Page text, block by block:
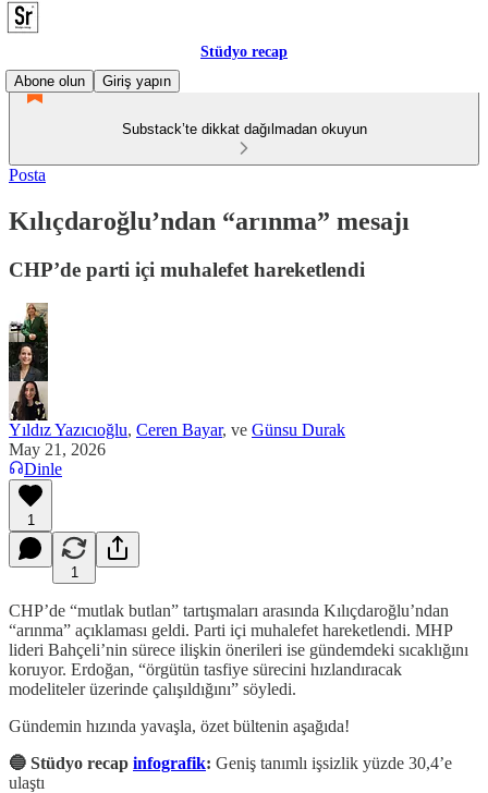
Stüdyo recap
Abone olun
Giriş yapın
Substack’te dikkat dağılmadan okuyun
Posta
Kılıçdaroğlu’ndan “arınma” mesajı
CHP’de parti içi muhalefet hareketlendi
Yıldız Yazıcıoğlu, Ceren Bayar, ve Günsu Durak
May 21, 2026
Dinle
1
1
CHP’de “mutlak butlan” tartışmaları arasında Kılıçdaroğlu’ndan
“arınma” açıklaması geldi. Parti içi muhalefet hareketlendi. MHP
lideri Bahçeli’nin sürece ilişkin önerileri ise gündemdeki sıcaklığını
koruyor. Erdoğan, “örgütün tasfiye sürecini hızlandıracak
modeliteler üzerinde çalışıldığını” söyledi.
Gündemin hızında yavaşla, özet bültenin aşağıda!
🔵 Stüdyo recap infografik: Geniş tanımlı işsizlik yüzde 30,4’e
ulaştı